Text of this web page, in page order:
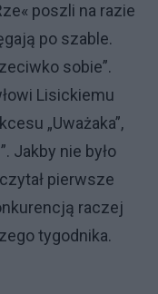
poszli na razie
po szable.
sobie”.
Lisickiemu
„Uważaka”,
Jakby nie było
pierwsze
raczej
tygodnika.